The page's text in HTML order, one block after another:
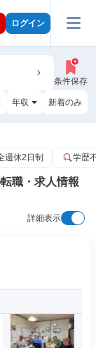
ログイン
条件保存
年収 新着のみ
週休2日制 学歴
職・求人情報
詳細表示